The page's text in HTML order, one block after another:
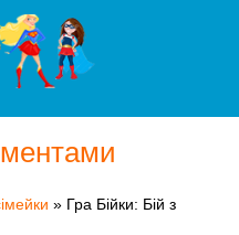
» Гра Бійки: Бій з